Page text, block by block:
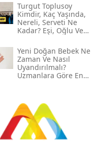
Turgut Toplusoy
Kimdir, Kaç Yaşında,
Nereli, Serveti Ne
Kadar? Eşi, Oğlu Ve
Yeni Doğan Bebek Ne
Zaman Ve Nasıl
Uyandırılmalı?
Uzmanlara Göre En